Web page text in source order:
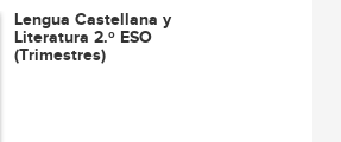
Lengua Castellana y
Literatura 2.º ESO
(Trimestres)